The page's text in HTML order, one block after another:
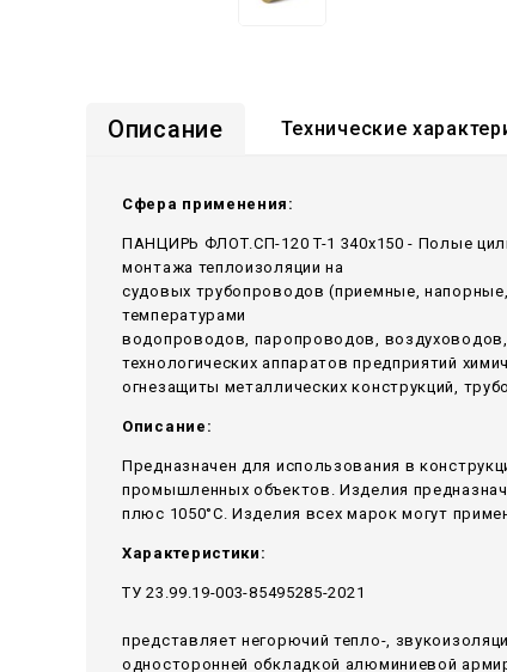
Описание Технические
Сфера применения:
ПАНЦИРЬ ФЛОТ.СП-120 T-1 340x150 - Полые
монтажа теплоизоляции на
судовых трубопроводов (приемные,
температурами
водопроводов, паропроводов,
технологических аппаратов предприятий
огнезащиты металлических конструкций,
Описание:
Предназначен для использования в
промышленных объектов. Изделия
плюс 1050°С. Изделия всех марок могут
Характеристики:
ТУ 23.99.19-003-85495285-2021
представляет негорючий тепло-,
односторонней обкладкой алюминиевой